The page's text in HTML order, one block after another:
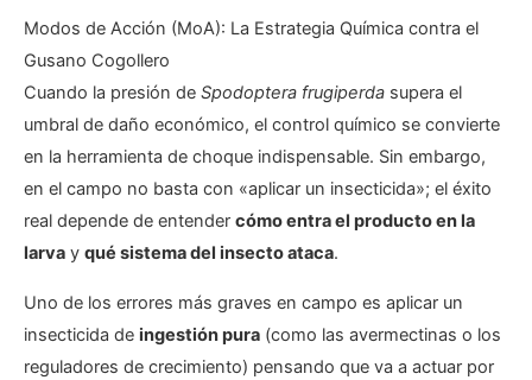
Modos de Acción (MoA): La Estrategia Química contra el
Gusano Cogollero
Cuando la presión de Spodoptera frugiperda supera el
umbral de daño económico, el control químico se convierte
en la herramienta de choque indispensable. Sin embargo,
en el campo no basta con «aplicar un insecticida»; el éxito
real depende de entender cómo entra el producto en la
larva y qué sistema del insecto ataca.
Uno de los errores más graves en campo es aplicar un
insecticida de ingestión pura (como las avermectinas o los
reguladores de crecimiento) pensando que va a actuar por